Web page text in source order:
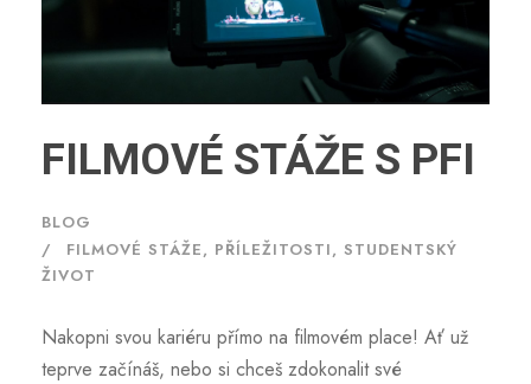
FILMOVÉ STÁŽE S PFI
BLOG
FILMOVÉ STÁŽE, PŘÍLEŽITOSTI, STUDENTSKÝ
ŽIVOT
Nakopni svou kariéru přímo na filmovém place! Ať už
teprve začínáš, nebo si chceš zdokonalit své